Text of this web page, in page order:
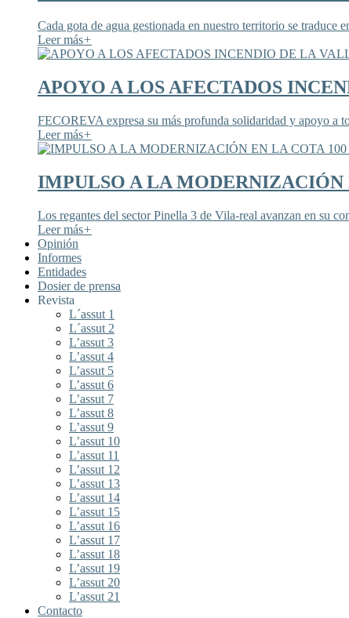
Cada gota de agua gestionada en nuestro territorio se traduce
Leer más+
APOYO A LOS AFECTADOS
FECOREVA expresa su más profunda solidaridad y apoyo a
Leer más+
IMPULSO A LA MODERNIZACIÓN
Los regantes del sector Pinella 3 de Vila-real avanzan en su
Leer más+
Opinión
Informes
Entidades
Dosier de prensa
Revista
L´assut 1
L´assut 2
L’assut 3
L’assut 4
L’assut 5
L’assut 6
L’assut 7
L’assut 8
L’assut 9
L’assut 10
L’assut 11
L’assut 12
L’assut 13
L’assut 14
L’assut 15
L’assut 16
L’assut 17
L’assut 18
L’assut 19
L’assut 20
L’assut 21
Contacto